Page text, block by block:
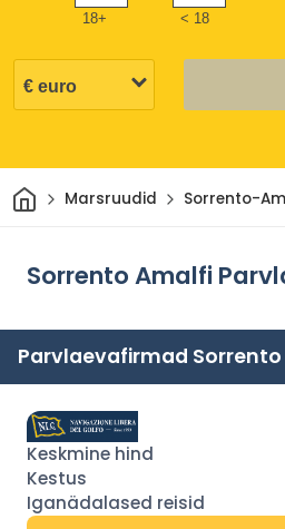
18+ < 18
Avaleht
Marsruudid Sorrento-
Sorrento Amalfi
Parvlaevafirmad